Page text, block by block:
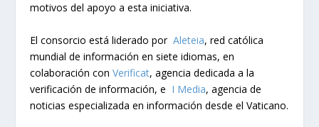
motivos del apoyo a esta iniciativa.
El consorcio está liderado porAleteia, red católica
mundial de información en siete idiomas, en
colaboración conVerificat, agencia dedicada a la
verificación de información, e I Media, agencia de
noticias especializada en información desde el Vaticano.